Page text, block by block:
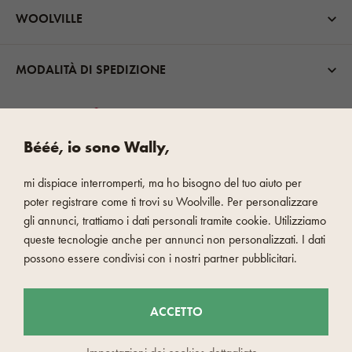
WOOLVILLE
MODALITÀ DI SPEDIZIONE
PAGAMENTO VELOCE E SICURO
Bééé, io sono Wally,
mi dispiace interromperti, ma ho bisogno del tuo aiuto per
poter registrare come ti trovi su Woolville. Per personalizzare
gli annunci, trattiamo i dati personali tramite cookie. Utilizziamo
queste tecnologie anche per annunci non personalizzati. I dati
possono essere condivisi con i nostri partner pubblicitari.
ACCETTO